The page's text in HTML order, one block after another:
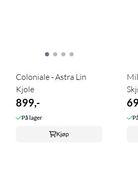
Coloniale - Astra Lin
Kjole
899,-
På lager
Kjøp